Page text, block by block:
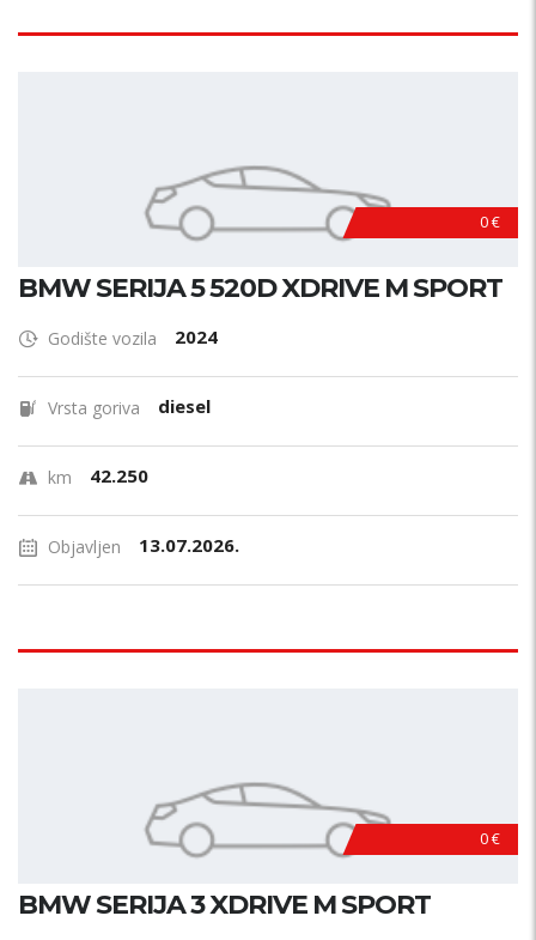
0 €
BMW SERIJA 5 520D XDRIVE M SPORT
Godište vozila 2024
Vrsta goriva diesel
km 42.250
Objavljen 13.07.2026.
0 €
BMW SERIJA 3 XDRIVE M SPORT